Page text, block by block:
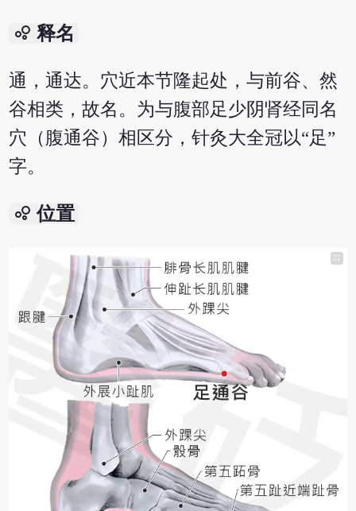
bubble_chart 释名
通，通达。穴近本节隆起处，与前谷、然
谷相类，故名。为与腹部足少阴肾经同名
穴（腹通谷）相区分，针灸大全冠以“足”
字。
bubble_chart 位置